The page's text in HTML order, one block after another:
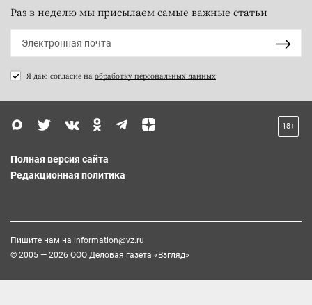
Раз в неделю мы присылаем самые важные статьи
Я даю согласие на обработку персональных данных
18+
Полная версия сайта
Редакционная политика
Пишите нам на information@vz.ru
© 2005 — 2026 ООО Деловая газета «Взгляд»